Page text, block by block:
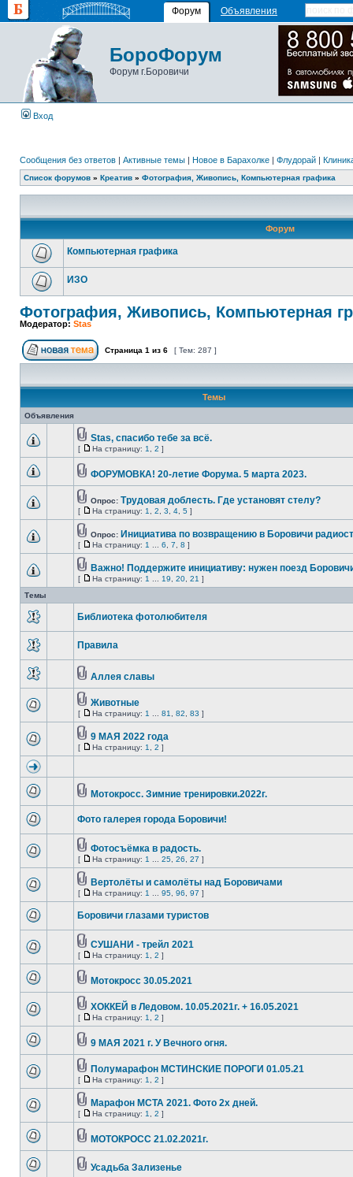
Форум Объявления
БороФорум
Форум г.Боровичи
Вход
Сообщения без ответов | Активные темы | Новое в Барахолке | Флудорай |
Список форумов » Креатив » Фотография, Живопись, Компьютерная графика
Форум
Компьютерная графика
ИЗО
Фотография, Живопись, Компьютерная
Модератор: Stas
Страница 1 из 6 [ Тем: 287 ]
Темы
Объявления
Stas, спасибо тебе за всё.
[ На страницу: 1 2 ]
ФОРУМОВКА! 20-летие Форума. 5 марта 2023.
Опрос: Трудовая доблесть. Где установят стелу?
[ На страницу: 1 2 3 4 5 ]
Опрос: Инициатива по возвращению в Боровичи
[ На страницу: 1 6 7 8 ]
Важно! Поддержите инициативу: нужен поезд
[ На страницу: 1 19 20 21 ]
Темы
Библиотека фотолюбителя
Правила
Аллея славы
Животные
[ На страницу: 1 81 82 83 ]
9 МАЯ 2022 года
[ На страницу: 1 2 ]
Мотокросс. Зимние тренировки.2022г.
Фото галерея города Боровичи!
Фотосъёмка в радость.
[ На страницу: 1 25 26 27 ]
Вертолёты и самолёты над Боровичами
[ На страницу: 1 95 96 97 ]
Боровичи глазами туристов
СУШАНИ - трейл 2021
[ На страницу: 1 2 ]
Мотокросс 30.05.2021
ХОККЕЙ в Ледовом. 10.05.2021г. + 16.05.2021
[ На страницу: 1 2 ]
9 МАЯ 2021 г. У Вечного огня.
Полумарафон МСТИНСКИЕ ПОРОГИ 01.05.21
[ На страницу: 1 2 ]
Марафон МСТА 2021. Фото 2х дней.
[ На страницу: 1 2 ]
МОТОКРОСС 21.02.2021г.
Усадьба Зализенье